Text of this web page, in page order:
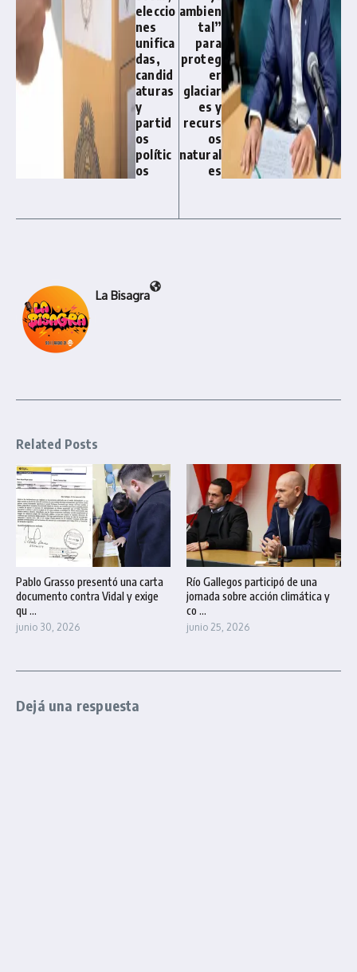
eleccio
nes
unifica
das,
candid
aturas
y
partid
os
polític
os
ambien
tal”
para
proteg
er
glaciar
es y
recurs
os
natural
es
La Bisagra
Related Posts
Pablo Grasso presentó una carta
documento contra Vidal y exige
qu ...
junio 30, 2026
Río Gallegos participó de una
jornada sobre acción climática y
co ...
junio 25, 2026
Dejá una respuesta